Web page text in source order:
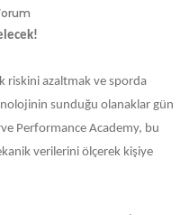
riskini azaltmak ve sporda
sunduğu olanaklar gün
Performance Academy, bu
verilerini ölçerek kişiye